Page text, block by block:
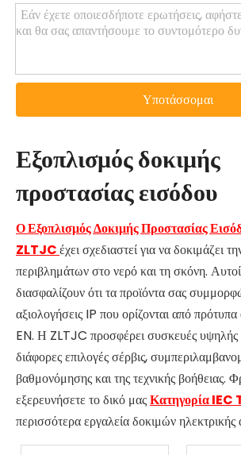
Υποτάσσομαι
Εξοπλισμός δοκιμής
προστασίας εισόδου
Ο Εξοπλισμός Δοκιμής Προστασίας
ZLTJCέχει σχεδιαστεί για να δοκιμάζει
περιβλημάτων στο νερό και τη σκόνη. Αυτοί
διασφαλίζουν ότι τα προϊόντα σας
αξιολογήσεις IP που ορίζονται από
EN. Η ZLTJC προσφέρει συσκευές υψηλής
διάφορες επιλογές σέρβις,
βαθμονόμησης και της τεχνικής βοήθειας.
εξερευνήσετε το δικό μαςΚατηγορία
περισσότερα εργαλεία δοκιμών ηλεκτρικής